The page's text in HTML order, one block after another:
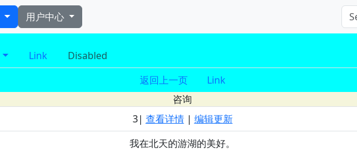
用户中心
Link
Disabled
返回上一页
Link
咨询
3| 查看详情| 编辑更新
我在北天的游湖的美好。